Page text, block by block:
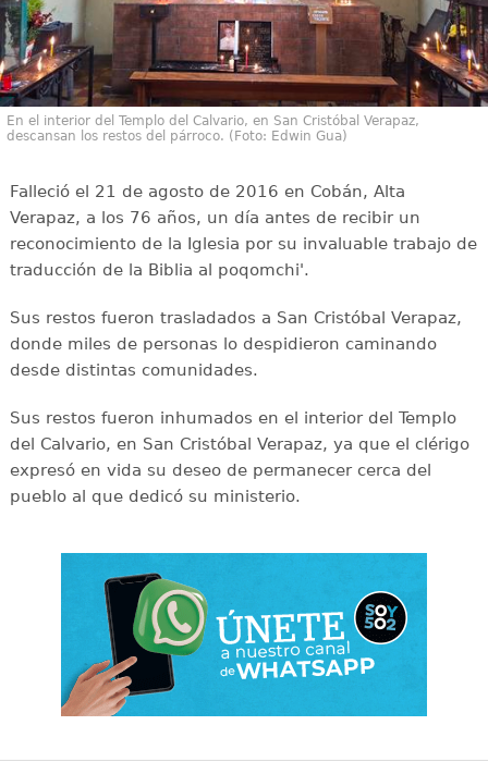
En el interior del Templo del Calvario, en San Cristóbal Verapaz,
descansan los restos del párroco. (Foto: Edwin Gua)
Falleció el 21 de agosto de 2016 en Cobán, Alta
Verapaz, a los 76 años, un día antes de recibir un
reconocimiento de la Iglesia por su invaluable trabajo de
traducción de la Biblia al poqomchi'.
Sus restos fueron trasladados a San Cristóbal Verapaz,
donde miles de personas lo despidieron caminando
desde distintas comunidades.
Sus restos fueron inhumados en el interior del Templo
del Calvario, en San Cristóbal Verapaz, ya que el clérigo
expresó en vida su deseo de permanecer cerca del
pueblo al que dedicó su ministerio.